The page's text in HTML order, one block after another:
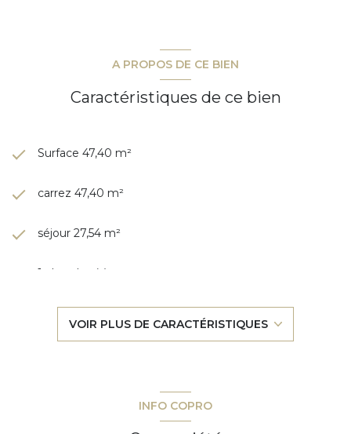
A PROPOS DE CE BIEN
Caractéristiques de ce bien
Surface 47,40 m²
carrez 47,40 m²
séjour 27,54 m²
1 chambre(s)
cuisine américaine (équipée)
VOIR PLUS DE CARACTÉRISTIQUES
INFO COPRO